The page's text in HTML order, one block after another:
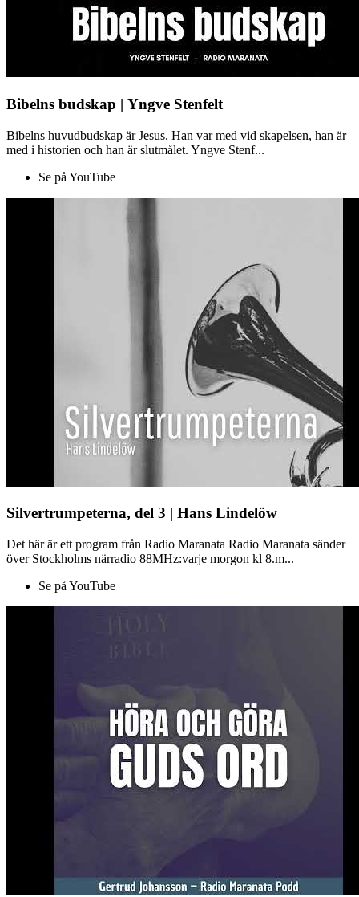
Bibelns budskap | Yngve Stenfelt
Bibelns huvudbudskap är Jesus. Han var med vid skapelsen, han är
med i historien och han är slutmålet. Yngve Stenf...
Se på YouTube
Silvertrumpeterna, del 3 | Hans Lindelöw
Det här är ett program från Radio Maranata Radio Maranata sänder
över Stockholms närradio 88MHz:varje morgon kl 8.m...
Se på YouTube